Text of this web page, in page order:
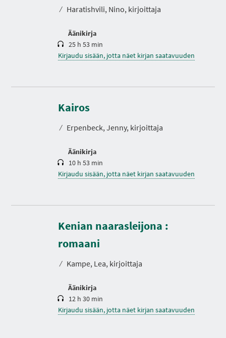
⁄ Haratishvili, Nino, kirjoittaja
Äänikirja
25 h 53 min
Kirjaudu sisään, jotta näet kirjan saatavuuden
Kairos
⁄ Erpenbeck, Jenny, kirjoittaja
Äänikirja
K
s
t
10 h 53 min
Kirjaudu sisään, jotta näet kirjan saatavuuden
Kenian naarasleijona :
romaani
⁄ Kampe, Lea, kirjoittaja
Äänikirja
K
e
s
t
12 h 30 min
Kirjaudu sisään, jotta näet kirjan saatavuuden